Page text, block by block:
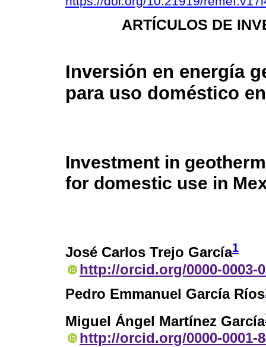
ARTÍCULOS DE
Inversión en energía
para uso doméstico
Investment in
for domestic use in
José Carlos Trejo García1
http://orcid.org/0000-0003-
Pedro Emmanuel García Ríos
Miguel Ángel Martínez García
http://orcid.org/0000-0001-